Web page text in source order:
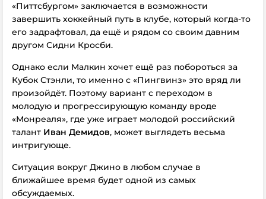
«Питтсбургом» заключается в возможности
завершить хоккейный путь в клубе, который когда-то
его задрафтовал, да ещё и рядом со своим давним
другом Сидни Кросби.
Однако если Малкин хочет ещё раз побороться за
Кубок Стэнли, то именно с «Пингвинз» это вряд ли
произойдёт. Поэтому вариант с переходом в
молодую и прогрессирующую команду вроде
«Монреаля», где уже играет молодой российский
талант Иван Демидов, может выглядеть весьма
интригующе.
Ситуация вокруг Джино в любом случае в
ближайшее время будет одной из самых
обсуждаемых.